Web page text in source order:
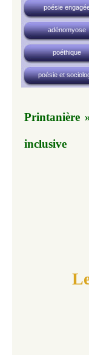
poésie
adénomyose
poéthique
poésie et
Printanière
inclusive